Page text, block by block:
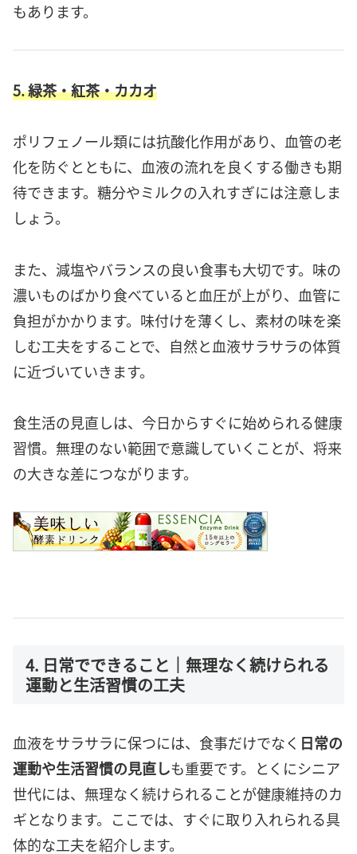
もあります。
5. 緑茶・紅茶・カカオ
ポリフェノール類には抗酸化作用があり、血管の老
化を防ぐとともに、血液の流れを良くする働きも期
待できます。糖分やミルクの入れすぎには注意しま
しょう。
また、減塩やバランスの良い食事も大切です。味の
濃いものばかり食べていると血圧が上がり、血管に
負担がかかります。味付けを薄くし、素材の味を楽
しむ工夫をすることで、自然と血液サラサラの体質
に近づいていきます。
食生活の見直しは、今日からすぐに始められる健康
習慣。無理のない範囲で意識していくことが、将来
の大きな差につながります。
4. 日常でできること｜無理なく続けられる
運動と生活習慣の工夫
血液をサラサラに保つには、食事だけでなく 日常の
運動や生活習慣の見直しも重要です。とくにシニア
世代には、無理なく続けられることが健康維持のカ
ギとなります。ここでは、すぐに取り入れられる具
体的な工夫を紹介します。